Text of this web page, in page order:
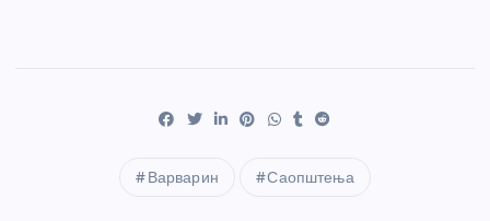
Варварин Саопштења